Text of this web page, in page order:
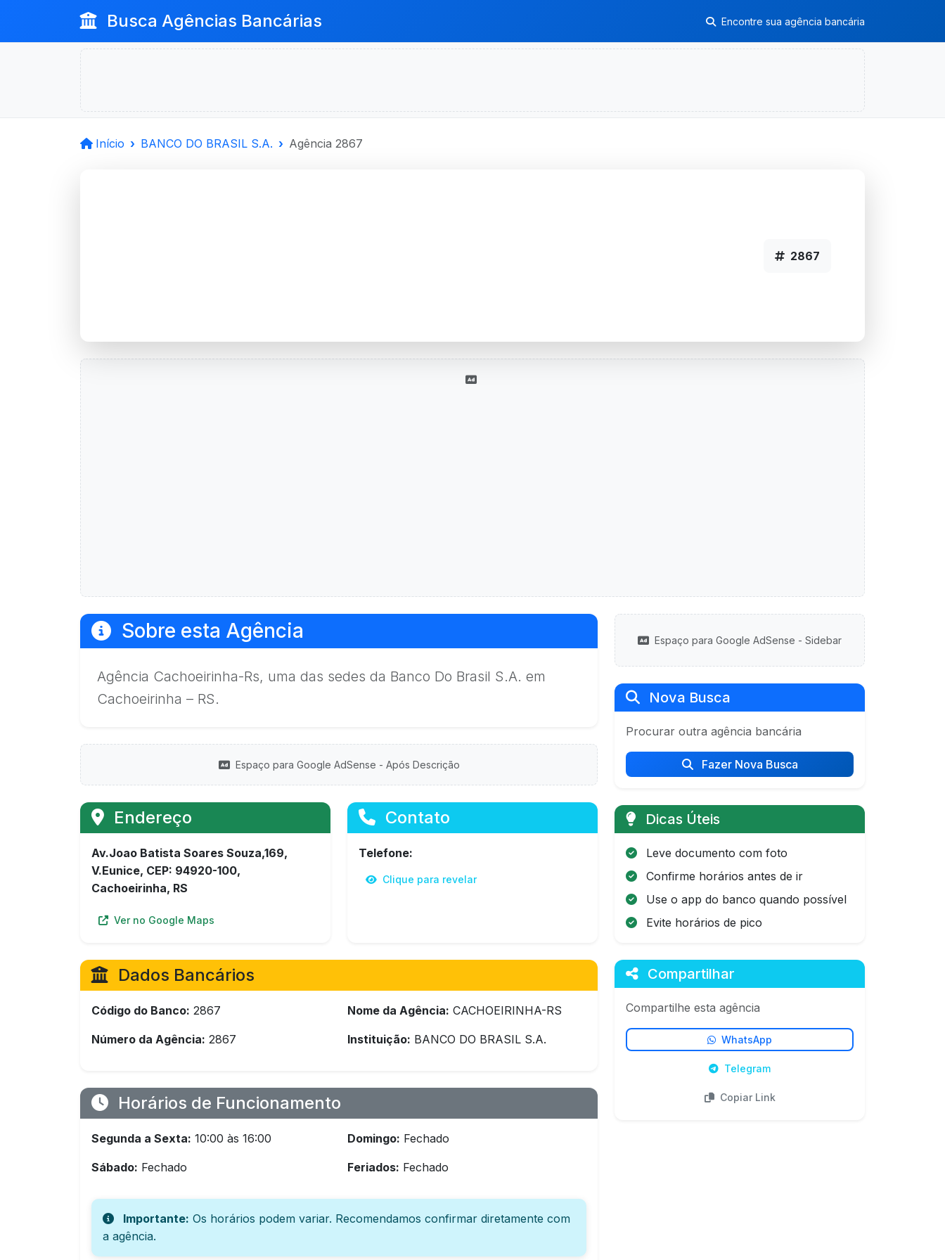
Busca Agências Bancárias Encontre sua agência bancária
Início BANCO DO BRASIL S.A. Agência 2867
2867
Sobre esta Agência
Agência Cachoeirinha-Rs, uma das sedes da Banco Do Brasil S.A. em
Cachoeirinha – RS.
Espaço para Google AdSense - Após Descrição
Endereço
Av.Joao Batista Soares Souza,169,
V.Eunice, CEP: 94920-100,
Cachoeirinha, RS
Ver no Google Maps
Contato
Telefone:
Clique para revelar
Dados Bancários
Código do Banco: 2867
Número da Agência: 2867
Nome da Agência: CACHOEIRINHA-RS
Instituição: BANCO DO BRASIL S.A.
Horários de Funcionamento
Segunda a Sexta: 10:00 às 16:00
Sábado: Fechado
Domingo: Fechado
Feriados: Fechado
Importante: Os horários podem variar. Recomendamos confirmar diretamente com
a agência.
Espaço para Google AdSense - Sidebar
Nova Busca
Procurar outra agência bancária
Fazer Nova Busca
Dicas Úteis
Leve documento com foto
Confirme horários antes de ir
Use o app do banco quando possível
Evite horários de pico
Compartilhar
Compartilhe esta agência
WhatsApp
Telegram
Copiar Link